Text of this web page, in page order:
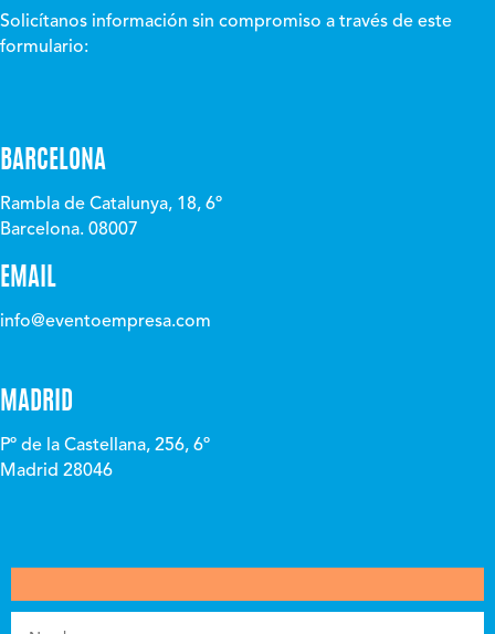
Solicítanos información sin compromiso a través de este
formulario:
BARCELONA
Rambla de Catalunya, 18, 6º
Barcelona. 08007
EMAIL
info@eventoempresa.com
MADRID
Pº de la Castellana, 256, 6º
Madrid 28046